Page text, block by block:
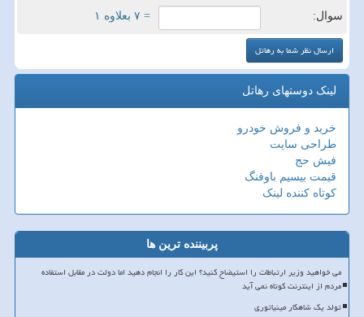
سوال: = ۷ بعلاوه ۱
لینک دوستهای رهاتل
خرید و فروش خودرو
طراحی سایت
فیش حج
قیمت بیسیم باوفنگ
کوتاه کننده لینک
پربیننده ترین ها
می خواهید وزیر ارتباطات را استیضاح کنید؟ این کار را انجام دهید اما دولت در مقابل استفاده
مردم از اینترنت کوتاه نمی آید
تولد یک شاهکار مینیاتوری